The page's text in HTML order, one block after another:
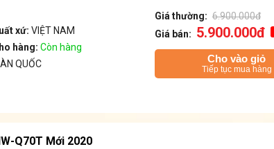
xứ: VIỆT NAM
hàng: Còn hàng
QUỐC
Giá thường: 6.900.000đ
Giá bán: 5.900.000đ
Cho vào giỏ
Tiếp tục mua hàng
Q70T Mới 2020